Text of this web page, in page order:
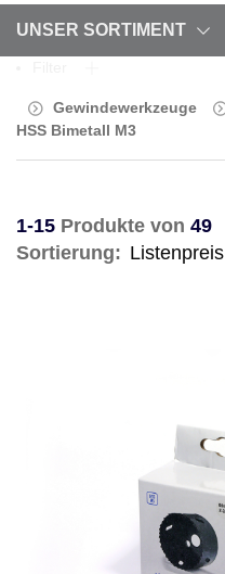
UNSER SORTIMENT
Gewindewerkzeuge
HSS Bimetall M3
1-15 Produkte von 49
Sortierung: